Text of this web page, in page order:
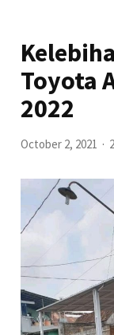
Toyota
2022
October 2, 2021